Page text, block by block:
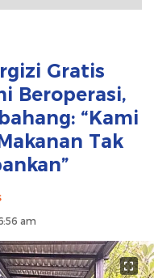
Gratis
Beroperasi,
“Kami
Tak
am